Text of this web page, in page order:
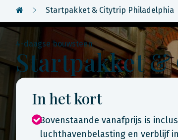
Startpakket & Citytrip Philadelphia
4-daagse bouwsteen
Startpakket
In het kort
Bovenstaande vanafprijs is
luchthavenbelasting en verblijf